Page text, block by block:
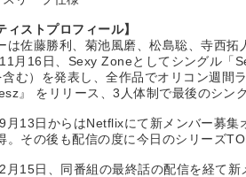
ィストプロフィール】
は佐藤勝利、菊池風磨、松島聡、寺西
月16日、Sexy Zoneとしてシングル「
含む）を発表し、全作品でオリコン週
』 をリリース、3人体制で最後のシ
月13日からはNetflixにて新メンバー募
。その後も配信の度に今日のシリーズ
月15日、同番組の最終話の配信を経て